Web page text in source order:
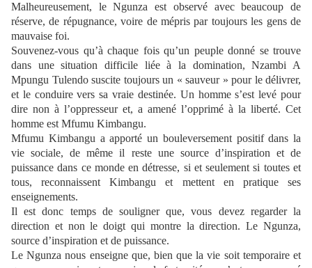
Malheureusement, le Ngunza est observé avec beaucoup de
réserve, de répugnance, voire de mépris par toujours les gens de
mauvaise foi.
Souvenez-vous qu’à chaque fois qu’un peuple donné se trouve
dans une situation difficile liée à la domination, Nzambi A
Mpungu Tulendo suscite toujours un « sauveur » pour le délivrer,
et le conduire vers sa vraie destinée. Un homme s’est levé pour
dire non à l’oppresseur et, a amené l’opprimé à la liberté. Cet
homme est Mfumu Kimbangu.
Mfumu Kimbangu a apporté un bouleversement positif dans la
vie sociale, de même il reste une source d’inspiration et de
puissance dans ce monde en détresse, si et seulement si toutes et
tous, reconnaissent Kimbangu et mettent en pratique ses
enseignements.
Il est donc temps de souligner que, vous devez regarder la
direction et non le doigt qui montre la direction. Le Ngunza,
source d’inspiration et de puissance.
Le Ngunza nous enseigne que, bien que la vie soit temporaire et